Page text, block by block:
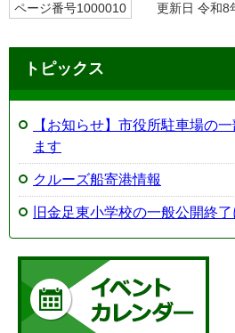
ページ番号1000010 更新日 令和8
トピックス
【お知らせ】市役所駐車場の
ます
クルーズ船寄港情報
旧金足東小学校の一般公開終